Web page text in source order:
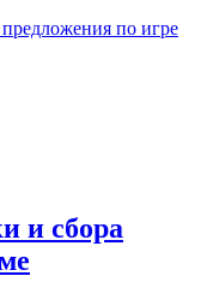
по игре
и сбора